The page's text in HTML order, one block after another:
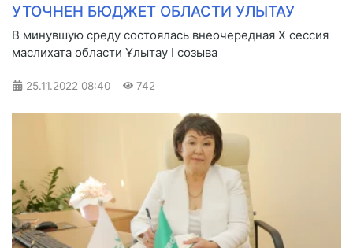
УТОЧНЕН БЮДЖЕТ ОБЛАСТИ УЛЫТАУ
В минувшую среду состоялась внеочередная X сессия
маслихата области Ұлытау I созыва
25.11.2022 08:40 742